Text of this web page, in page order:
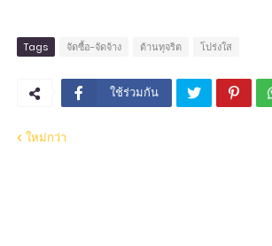
Tags จัดซื้อ-จัดจ้าง ต้านทุจริต โปร่งใส
ใช้ร่วมกัน
ใหม่กว่า